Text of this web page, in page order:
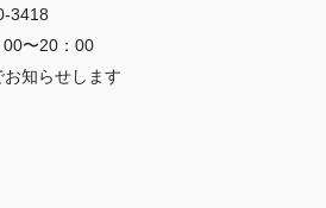
3418
〜20：00
知らせします